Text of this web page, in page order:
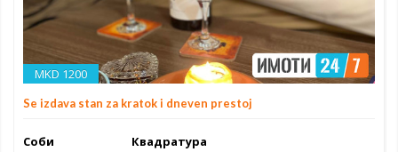
MKD 1200
Se izdava stan za kratok i dneven prestoj
Соби
Квадратура